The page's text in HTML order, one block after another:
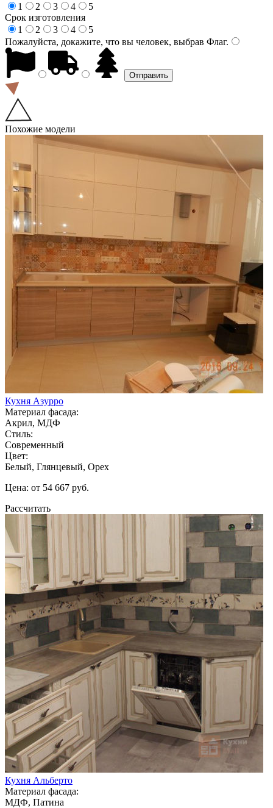
1
2 3 4
5
Срок изготовления
1
2 3 4
5
Пожалуйста, докажите, что вы человек, выбрав Флаг.
Похожие модели
Кухня Азурро
Материал фасада:
Акрил, МДФ
Стиль:
Современный
Цвет:
Белый, Глянцевый, Орех
Цена: от 54 667 руб.
Рассчитать
Кухня Альберто
Материал фасада:
МДФ, Патина